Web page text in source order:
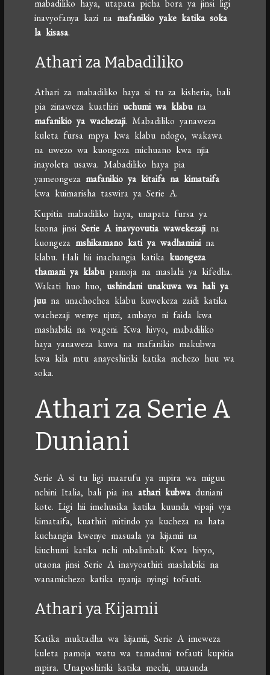
mabadiliko haya, utapata picha bora ya jinsi ligi
inavyofanya kazi namafanikio yake katika soka
la kisasa.
Athari za Mabadiliko
Athari za mabadiliko haya si tu za kisheria, bali
pia zinaweza kuathiri uchumi wa klabuna
mafanikio ya wachezaji. Mabadiliko yanaweza
kuleta fursa mpya kwa klabu ndogo, wakawa
na uwezo wa kuongoza michuano kwa njia
inayoleta usawa. Mabadiliko haya pia
yameongezamafanikio ya kitaifa na kimataifa
kwa kuimarisha taswira ya Serie A.
Kupitia mabadiliko haya, unapata fursa ya
kuona jinsiSerie A inavyovutia wawekezajina
kuongezamshikamano kati ya wadhaminina
klabu. Hali hii inachangia katikakuongeza
thamani ya klabupamoja na maslahi ya kifedha.
Wakati huo huo, ushindani unakuwa wa hali ya
juuna unachochea klabu kuwekeza zaidi katika
wachezaji wenye ujuzi, ambayo ni faida kwa
mashabiki na wageni. Kwa hivyo, mabadiliko
haya yanaweza kuwa na mafanikio makubwa
kwa kila mtu anayeshiriki katika mchezo huu wa
soka.
Athari za Serie A
Duniani
Serie A si tu ligi maarufu ya mpira wa miguu
nchini Italia, bali pia inaathari kubwa duniani
kote. Ligi hii imehusika katika kuunda vipaji vya
kimataifa, kuathiri mitindo ya kucheza na hata
kuchangia kwenye masuala ya kijamii na
kiuchumi katika nchi mbalimbali. Kwa hivyo,
utaona jinsi Serie A inavyoathiri mashabiki na
wanamichezo katika nyanja nyingi tofauti.
Athari ya Kijamii
Katika muktadha wa kijamii, Serie A imeweza
kuleta pamoja watu wa tamaduni tofauti kupitia
mpira. Unaposhiriki katika mechi, unaunda